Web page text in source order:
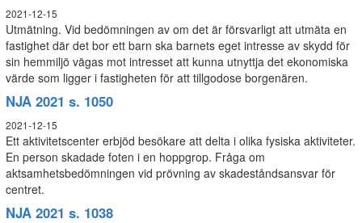
2021-12-15
Utmätning. Vid bedömningen av om det är försvarligt att utmäta en
fastighet där det bor ett barn ska barnets eget intresse av skydd för
sin hemmiljö vägas mot intresset att kunna utnyttja det ekonomiska
värde som ligger i fastigheten för att tillgodose borgenären.
NJA 2021 s. 1050
2021-12-15
Ett aktivitetscenter erbjöd besökare att delta i olika fysiska aktiviteter.
En person skadade foten i en hoppgrop. Fråga om
aktsamhetsbedömningen vid prövning av skadeståndsansvar för
centret.
NJA 2021 s. 1038